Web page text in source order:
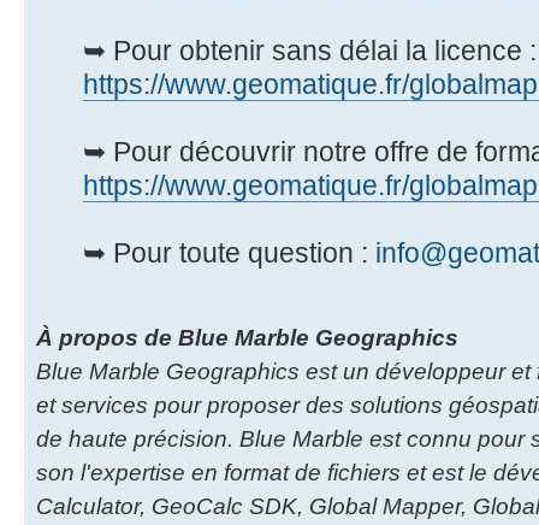
➥ Pour obtenir sans délai la licence :
https://www.geomatique.fr/
➥ Pour découvrir notre offre de
https://www.geomatique.fr/
➥ Pour toute question :
À propos de Blue Marble Geographics
Blue Marble Geographics est un développeur
et services pour proposer des solutions
de haute précision. Blue Marble est connu pour
son l'expertise en format de fichiers et est le
Calculator, GeoCalc SDK, Global Mapper,